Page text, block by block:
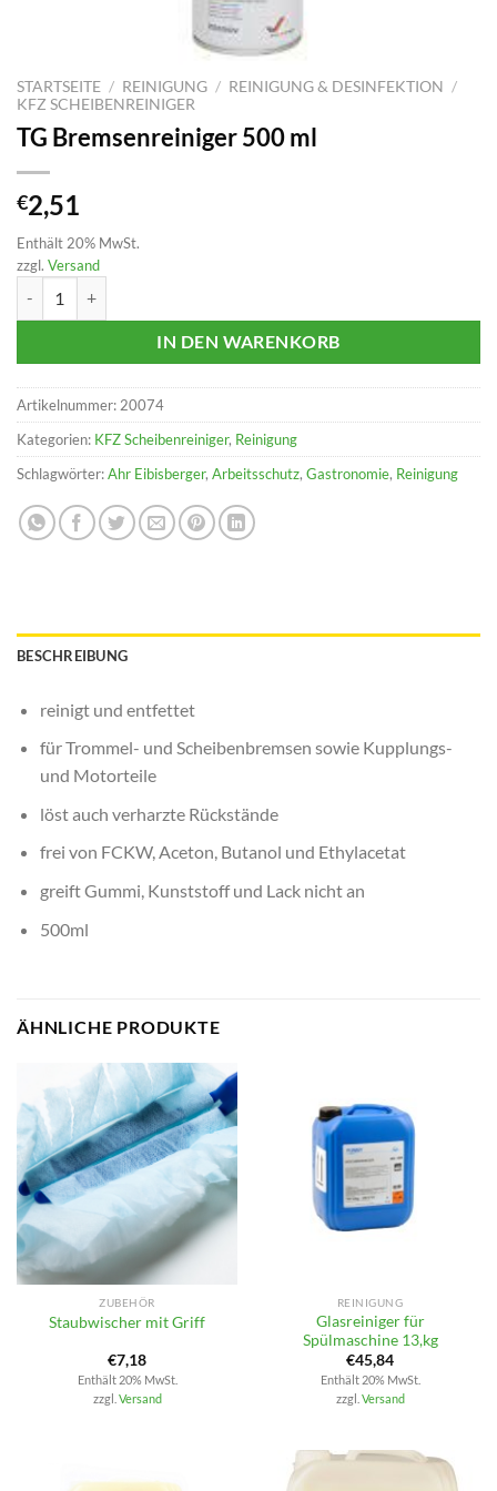
STARTSEITE / REINIGUNG / REINIGUNG & DESINFEKTION /
KFZ SCHEIBENREINIGER
TG Bremsenreiniger 500 ml
€2,51
Enthält 20% MwSt.
zzgl. Versand
IN DEN WARENKORB
Artikelnummer: 20074
Kategorien: KFZ Scheibenreiniger, Reinigung
Schlagwörter:Ahr Eibisberger, Arbeitsschutz, Gastronomie, Reinigung
BESCHREIBUNG
reinigt und entfettet
für Trommel- und Scheibenbremsen sowie Kupplungs-
und Motorteile
löst auch verharzte Rückstände
frei von FCKW, Aceton, Butanol und Ethylacetat
greift Gummi, Kunststoff und Lack nicht an
500ml
ÄHNLICHE PRODUKTE
ZUBEHÖR
Staubwischer mit Griff
€7,18
Enthält 20% MwSt.
zzgl. Versand
REINIGUNG
Glasreiniger für
Spülmaschine 13,kg
€45,84
Enthält 20% MwSt.
zzgl. Versand